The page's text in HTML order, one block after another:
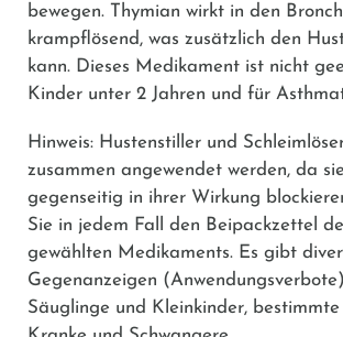
bewegen. Thymian wirkt in den
krampflösend, was zusätzlich den
kann. Dieses Medikament ist nicht
Kinder unter 2 Jahren und für
Hinweis: Hustenstiller und
zusammen angewendet werden, da
gegenseitig in ihrer Wirkung
Sie in jedem Fall den Beipackzettel
gewählten Medikaments. Es gibt
Gegenanzeigen
Säuglinge und Kleinkinder, bestimmte